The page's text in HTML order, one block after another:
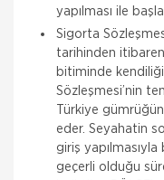
yapılması ile
Sigorta
tarihinden
bitiminde
Sözleşmesi’nin
Türkiye
eder. Seyahatin
giriş
geçerli olduğu